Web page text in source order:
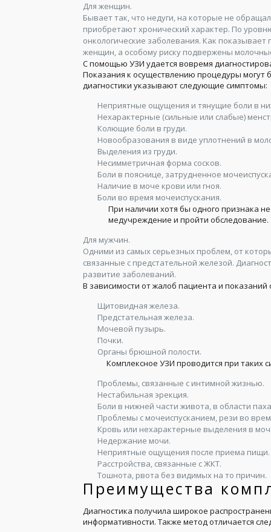
Для женщин.
Бывает так, что недуги, на которые не
приобретают хронический характер. По
онкологические заболевания. Как
женщин, а особому риску подвержены
С помощью УЗИ удается вовремя
Показания к осуществлению процедуры
диагностики указывают следующие симптомы:
Неприятные ощущения и тянущие боли в
Нехарактерные (сильные или слабые)
Колющие боли в груди.
Новообразования в виде уплотнений в
Выделения из груди.
Несимметричная форма сосков.
Боли в пояснице, затрудненное
Наличие в моче крови или гноя.
Боли во время мочеиспускания.
При наличии хотя бы одного признака
медучреждение и пройти обследование.
Для мужчин.
Одними из самых серьезных проблем, от
связанные с предстательной железой.
развитие заболеваний.
В зависимости от жалоб пациента и
Щитовидная железа.
Предстательная железа.
Мочевой пузырь.
Почки.
Органы брюшной полости.
Комплексное УЗИ проводится при таких
Проблемы, связанные с интимной жизнью.
Нестабильная эрекция.
Боли в нижней части живота, в области
Проблемы с мочеиспусканием, рези во
Кровь или нехарактерные выделения в
Недержание мочи.
Неприятные ощущения после приема пищи.
Расстройства, связанные с ЖКТ.
Тошнота, рвота без видимых на то причин.
Преимущества
Диагностика получила широкое
информативности. Также метод отличается